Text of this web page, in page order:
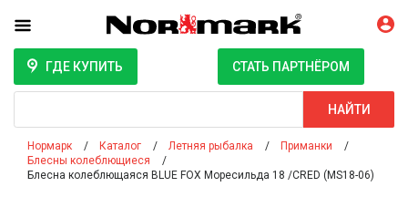
ГДЕ КУПИТЬ СТАТЬ ПАРТНЁРОМ
НАЙТИ
Нормарк Каталог Летняя рыбалка
Приманки
Блесны колеблющиеся
Блесна колеблющаяся BLUE FOX Моресильда 18 /CRED (MS18-06)